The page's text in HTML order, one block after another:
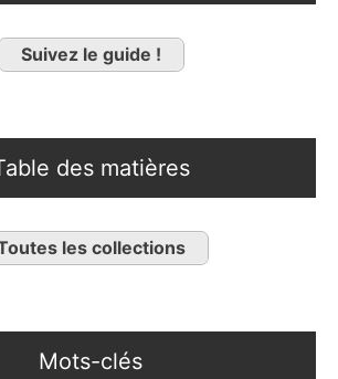
Suivez le guide !
des matières
les collections
Mots-clés